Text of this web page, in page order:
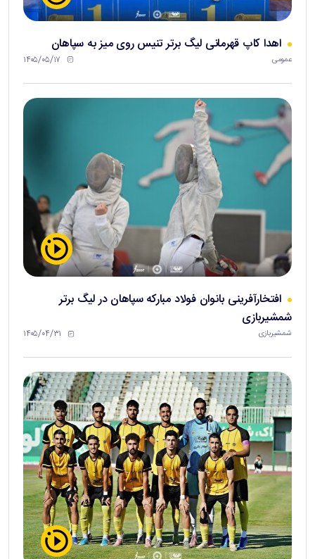
اهدا کاپ قهرمانی لیگ برتر تنیس روی میز به سپاهان
عمومی ۱۴۰۵/۰۵/۱۷
افتخارآفرینی بانوان فولاد مبارکه سپاهان در لیگ برتر
شمشیربازی
شمشیربازی ۱۴۰۵/۰۴/۳۱